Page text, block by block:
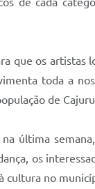
que os
toda a
de
última
os
cultura no